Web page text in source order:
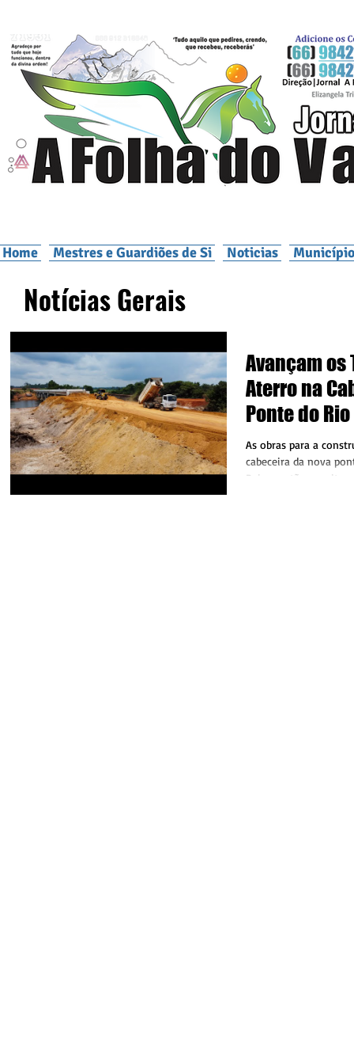
Home Mestres e Guardiões de Si Noticias
Notícias Gerais
Avançam os
Aterro na
Ponte do
As obras para a
cabeceira da nova
Peixes estão em